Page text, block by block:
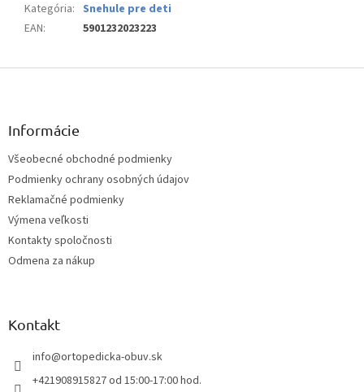
Kategória: Snehule pre deti
EAN: 5901232023223
Informácie
Všeobecné obchodné podmienky
Podmienky ochrany osobných údajov
Reklamačné podmienky
Výmena veľkosti
Kontakty spoločnosti
Odmena za nákup
Kontakt
info@ortopedicka-obuv.sk
+421908915827 od 15:00-17:00 hod.